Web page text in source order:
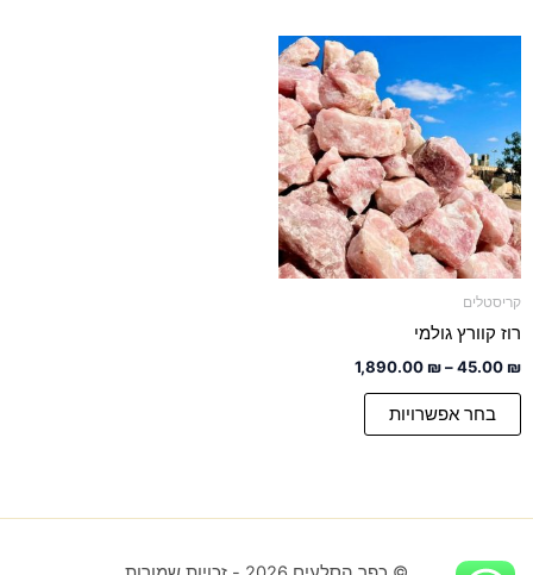
קריסטלים
רוז קוורץ גולמי
45.00 ₪
–
1,890.00 ₪
טווח
מחירים:
עד
בחר אפשרויות
למוצר
זה
יש
מספר
סוגים.
ניתן
לבחור
את
האפשרויות